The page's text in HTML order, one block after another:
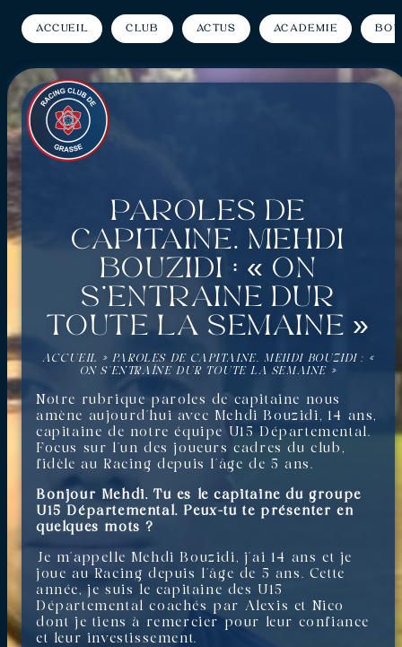
Accueil Club Actus Académie
Paroles de
capitaine. Mehdi
Bouzidi : « On
s’entraîne dur
toute la semaine »
ACCUEIL » PAROLES DE CAPITAINE. MEHDI BOUZIDI : «
ON S’ENTRAÎNE DUR TOUTE LA SEMAINE »
Notre rubrique paroles de capitaine nous
amène aujourd’hui avec Mehdi Bouzidi, 14 ans,
capitaine de notre équipe U15 Départemental.
Focus sur l’un des joueurs cadres du club,
fidèle au Racing depuis l’âge de 5 ans.
Bonjour Mehdi. Tu es le capitaine du groupe
U15 Départemental. Peux-tu te présenter en
quelques mots ?
Je m’appelle Mehdi Bouzidi, j’ai 14 ans et je
joue au Racing depuis l’âge de 5 ans. Cette
année, je suis le capitaine des U15
Départemental coachés par Alexis et Nico
dont je tiens à remercier pour leur confiance
et leur investissement.